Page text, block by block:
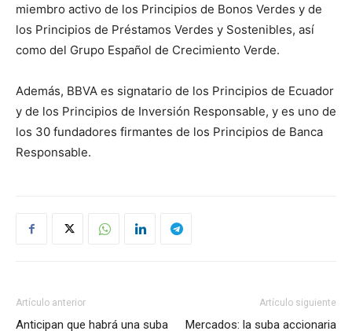
miembro activo de los Principios de Bonos Verdes y de
los Principios de Préstamos Verdes y Sostenibles, así
como del Grupo Español de Crecimiento Verde.
Además, BBVA es signatario de los Principios de Ecuador
y de los Principios de Inversión Responsable, y es uno de
los 30 fundadores firmantes de los Principios de Banca
Responsable.
Artículo anterior
Anticipan que habrá una suba
Artículo siguiente
Mercados: la suba accionaria